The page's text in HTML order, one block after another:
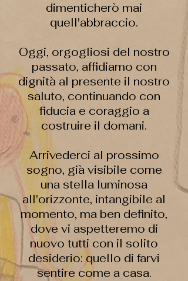
dimenticherò mai
quell'abbraccio.
Oggi, orgogliosi del nostro
passato, affidiamo con
dignità al presente il nostro
saluto, continuando con
fiducia e coraggio a
costruire il domani.
Arrivederci al prossimo
sogno, già visibile come
una stella luminosa
all'orizzonte, intangibile al
momento, ma ben definito,
dove vi aspetteremo di
nuovo tutti con il solito
desiderio: quello di farvi
sentire come a casa.